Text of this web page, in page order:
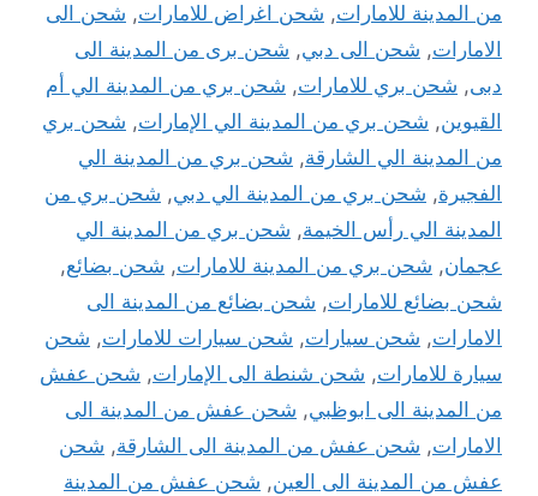
من المدينة للامارات, شحن اغراض للامارات, شحن الى
الامارات, شحن الى دبي, شحن برى من المدينة الى
دبى, شحن بري للامارات, شحن بري من المدينة الي أم
القيوين, شحن بري من المدينة الي الإمارات, شحن بري
من المدينة الي الشارقة, شحن بري من المدينة الي
الفجيرة, شحن بري من المدينة الي دبي, شحن بري من
المدينة الي رأس الخيمة, شحن بري من المدينة الي
عجمان, شحن بري من المدينة للامارات, شحن بضائع,
شحن بضائع للامارات, شحن بضائع من المدينة الى
الامارات, شحن سيارات, شحن سيارات للامارات, شحن
سيارة للامارات, شحن شنطة الى الإمارات, شحن عفش
من المدينة الى ابوظبي, شحن عفش من المدينة الى
الامارات, شحن عفش من المدينة الى الشارقة, شحن
عفش من المدينة الى العين, شحن عفش من المدينة